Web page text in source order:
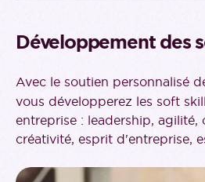
Research and consultancy
International business law
International negotiation
Management of
Sustainable business
Entrepreneurship and
Développement des
Avec le soutien personnalisé
vous développerez les soft
entreprise : leadership, agilité,
créativité, esprit d'entreprise,